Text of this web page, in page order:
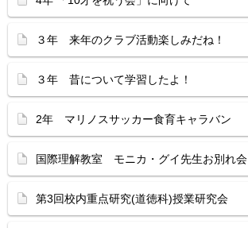
３年 来年のクラブ活動楽しみだね！
３年 昔について学習したよ！
2年 マリノスサッカー食育キャラバン
国際理解教室 モニカ・グイ先生お別れ会
第3回校内重点研究(道徳科)授業研究会